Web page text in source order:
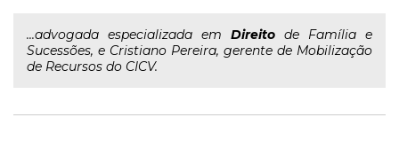
...advogada especializada em Direito de Família e
Sucessões, e Cristiano Pereira, gerente de Mobilização
de Recursos do CICV.